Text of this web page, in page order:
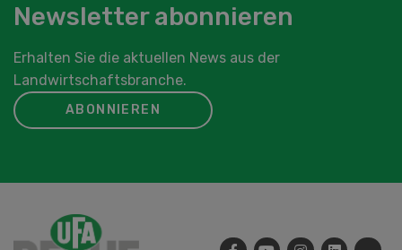
Newsletter abonnieren
Erhalten Sie die aktuellen News aus der
Landwirtschaftsbranche.
ABONNIEREN